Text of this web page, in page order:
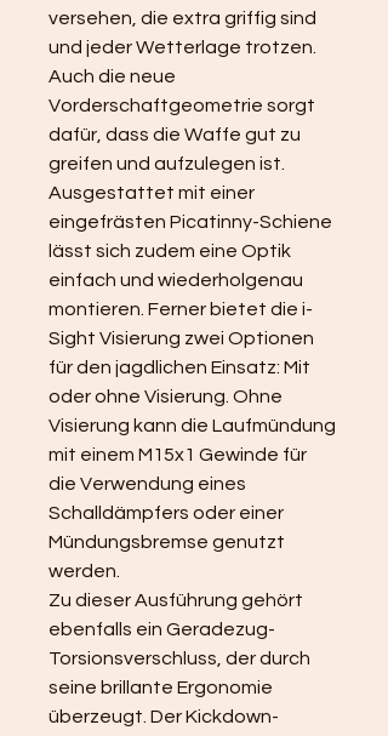
versehen, die extra griffig sind
und jeder Wetterlage trotzen.
Auch die neue
Vorderschaftgeometrie sorgt
dafür, dass die Waffe gut zu
greifen und aufzulegen ist.
Ausgestattet mit einer
eingefrästen Picatinny-Schiene
lässt sich zudem eine Optik
einfach und wiederholgenau
montieren. Ferner bietet die i-
Sight Visierung zwei Optionen
für den jagdlichen Einsatz: Mit
oder ohne Visierung. Ohne
Visierung kann die Laufmündung
mit einem M15x1 Gewinde für
die Verwendung eines
Schalldämpfers oder einer
Mündungsbremse genutzt
werden.
Zu dieser Ausführung gehört
ebenfalls ein Geradezug-
Torsionsverschluss, der durch
seine brillante Ergonomie
überzeugt. Der Kickdown-